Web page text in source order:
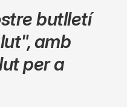
butlletí
,amb
per a